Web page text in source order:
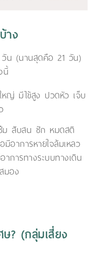
าง
วัน (นานสุดคือ 21 วัน)
นี้
หญ่ มีไข้สูง ปวดหัว เจ็บ
ม สับสน ชัก หมดสติ
อาการหายใจล้มเหลว
การทางระบบทางเดิน
มอง
ษ? (กลุ่มเสี่ยง